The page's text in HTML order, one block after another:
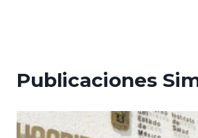
Publicaciones